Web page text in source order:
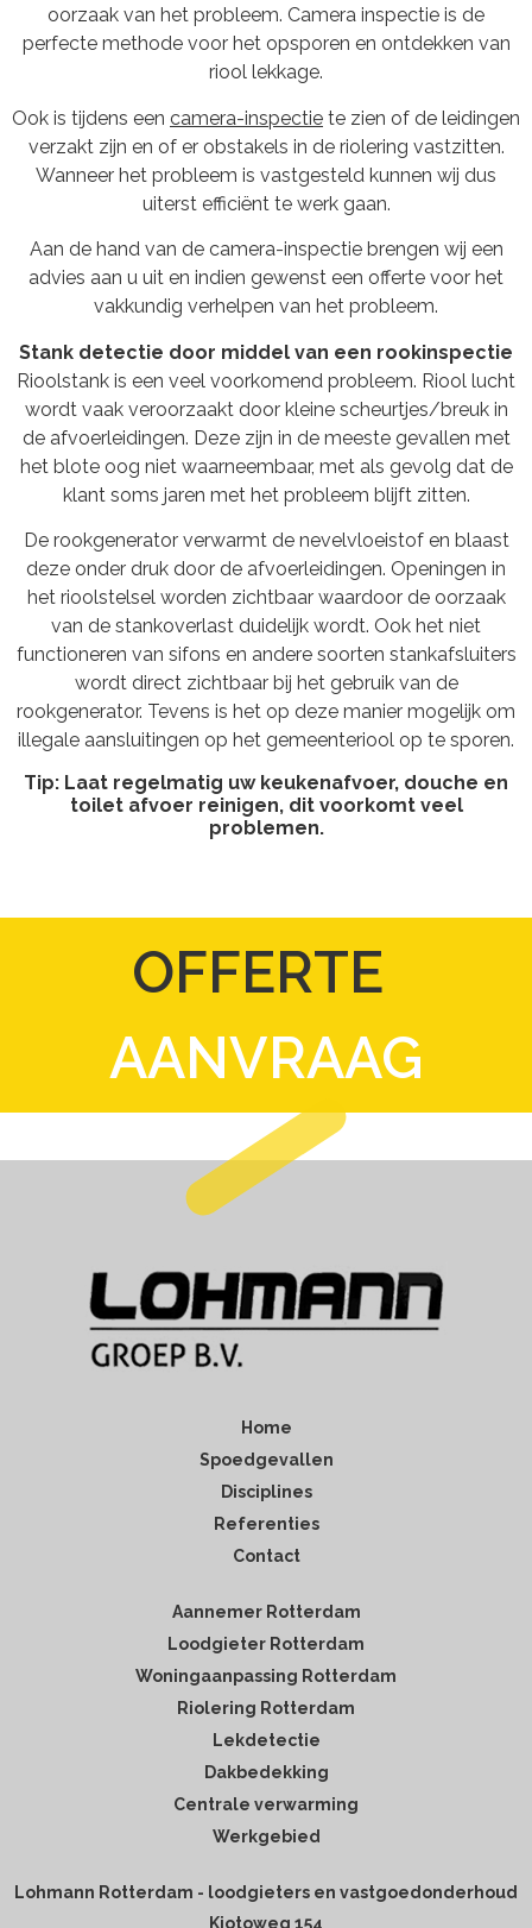
oorzaak van het probleem. Camera inspectie is de
perfecte methode voor het opsporen en ontdekken van
riool lekkage.
Ook is tijdens een camera-inspectie te zien of de leidingen
verzakt zijn en of er obstakels in de riolering vastzitten.
Wanneer het probleem is vastgesteld kunnen wij dus
uiterst efficiënt te werk gaan.
Aan de hand van de camera-inspectie brengen wij een
advies aan u uit en indien gewenst een offerte voor het
vakkundig verhelpen van het probleem.
Stank detectie door middel van een rookinspectie
Rioolstank is een veel voorkomend probleem. Riool lucht
wordt vaak veroorzaakt door kleine scheurtjes/breuk in
de afvoerleidingen. Deze zijn in de meeste gevallen met
het blote oog niet waarneembaar, met als gevolg dat de
klant soms jaren met het probleem blijft zitten.
De rookgenerator verwarmt de nevelvloeistof en blaast
deze onder druk door de afvoerleidingen. Openingen in
het rioolstelsel worden zichtbaar waardoor de oorzaak
van de stankoverlast duidelijk wordt. Ook het niet
functioneren van sifons en andere soorten stankafsluiters
wordt direct zichtbaar bij het gebruik van de
rookgenerator. Tevens is het op deze manier mogelijk om
illegale aansluitingen op het gemeenteriool op te sporen.
Tip: Laat regelmatig uw keukenafvoer, douche en
toilet afvoer reinigen, dit voorkomt veel
problemen.
OFFERTE
AANVRAAG
Home
Spoedgevallen
Disciplines
Referenties
Contact
Aannemer Rotterdam
Loodgieter Rotterdam
Woningaanpassing Rotterdam
Riolering Rotterdam
Lekdetectie
Dakbedekking
Centrale verwarming
Werkgebied
Lohmann Rotterdam - loodgieters en vastgoedonderhoud
Kiotoweg 154